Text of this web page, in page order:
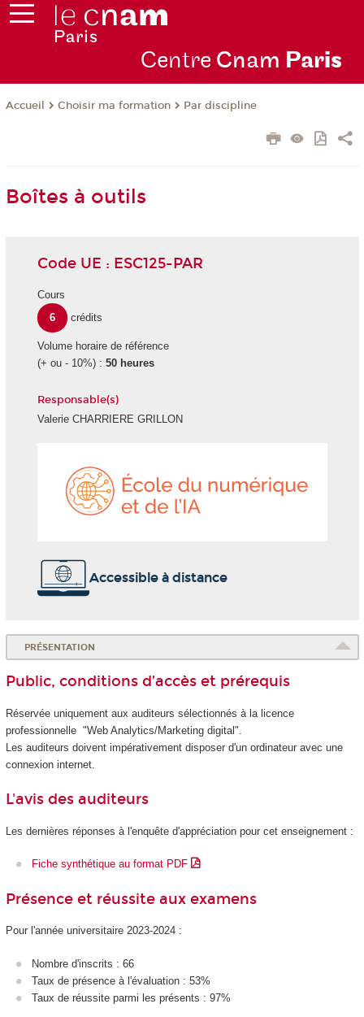
Centre Cnam Paris
Accueil Choisir ma formation Par discipline
Boîtes à outils
Code UE : ESC125-PAR
Cours
6
crédits
Volume horaire de référence
(+ ou - 10%) : 50 heures
Responsable(s)
Valerie CHARRIERE GRILLON
Accessible à distance
PRÉSENTATION
Public, conditions d’accès et prérequis
Réservée uniquement aux auditeurs sélectionnés à la licence
professionnelle "Web Analytics/Marketing digital".
Les auditeurs doivent impérativement disposer d'un ordinateur avec une
connexion internet.
L'avis des auditeurs
Les dernières réponses à l'enquête d'appréciation pour cet enseignement :
Fiche synthétique au format PDF
Présence et réussite aux examens
Pour l'année universitaire 2023-2024 :
Nombre d'inscrits : 66
Taux de présence à l'évaluation : 53%
Taux de réussite parmi les présents : 97%